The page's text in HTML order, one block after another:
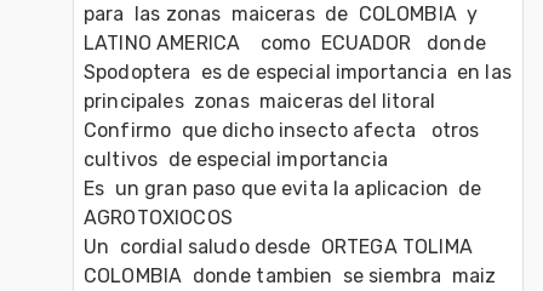
para  las zonas  maiceras  de  COLOMBIA  y
LATINO AMERICA    como  ECUADOR   donde
Spodoptera  es de especial importancia  en las
principales  zonas  maiceras del litoral
Confirmo  que dicho insecto afecta   otros
cultivos  de especial importancia
Es  un gran paso que evita la aplicacion  de
AGROTOXIOCOS
Un  cordial saludo desde  ORTEGA TOLIMA
COLOMBIA  donde tambien  se siembra  maiz